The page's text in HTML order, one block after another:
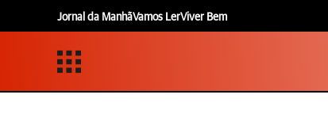
Jornal da ManhãVamos LerViver Bem